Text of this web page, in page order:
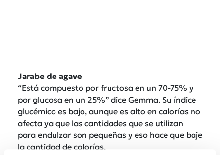
Jarabe de agave
“Está compuesto por fructosa en un 70-75% y
por glucosa en un 25%” dice Gemma. Su índice
glucémico es bajo, aunque es alto en calorías no
afecta ya que las cantidades que se utilizan
para endulzar son pequeñas y eso hace que baje
la cantidad de calorías.